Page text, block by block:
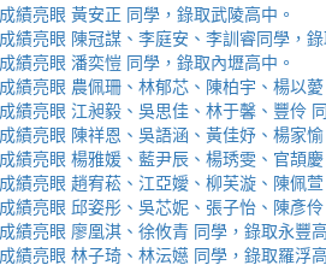
績亮眼 黃安正 同學，錄取武陵高中。
績亮眼 陳冠謀、李庭安、李訓睿同學，
績亮眼 潘奕愷 同學，錄取內壢高中。
績亮眼 農佩珊、林郁芯、陳柏宇、楊以
績亮眼 江昶毅、吳思佳、林于馨、豐伶
績亮眼 陳祥恩、吳語涵、黃佳妤、楊家
績亮眼 楊雅媛、藍尹辰、楊琇雯、官頡
績亮眼 趙宥菘、江亞嬡、柳芙漩、陳佩
績亮眼 邱姿彤、吳芯妮、張子怡、陳彥
績亮眼 廖凰淇、徐攸青 同學，錄取永豐
績亮眼 林子琦、林沄嬨 同學，錄取羅浮